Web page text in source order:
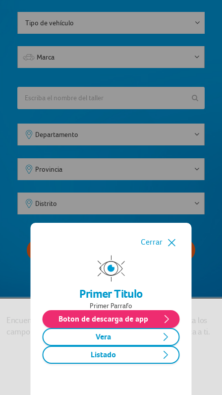
Cerrar
Primer Titulo
Primer Parrafo
Boton de descarga de app
Vera
Listado
Encuentra el taller o vidriería de tu preferencia. Completa los
campos y busca por nombre o por la ubicación más cerca a ti.